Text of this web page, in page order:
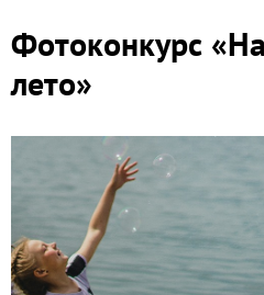
Фотоконкурс
лето»